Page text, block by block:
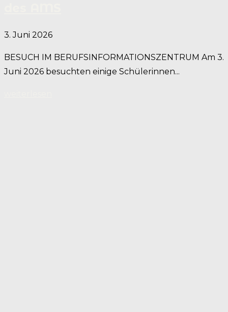
3. Juni 2026
BESUCH IM BERUFSINFORMATIONSZENTRUM Am 3.
Juni 2026 besuchten einige Schülerinnen...